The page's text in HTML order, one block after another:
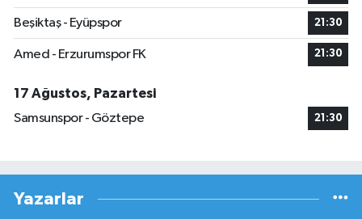
Beşiktaş - Eyüpspor 21:30
Amed - Erzurumspor FK 21:30
17 Ağustos, Pazartesi
Samsunspor - Göztepe
21:30
Yazarlar